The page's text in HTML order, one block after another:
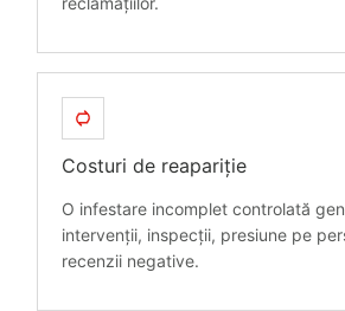
Costuri de reapariție
O infestare incomplet controlată
intervenții, inspecții, presiune pe
recenzii negative.